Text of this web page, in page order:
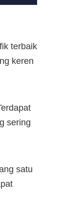
terbaik
keren
sering
satu